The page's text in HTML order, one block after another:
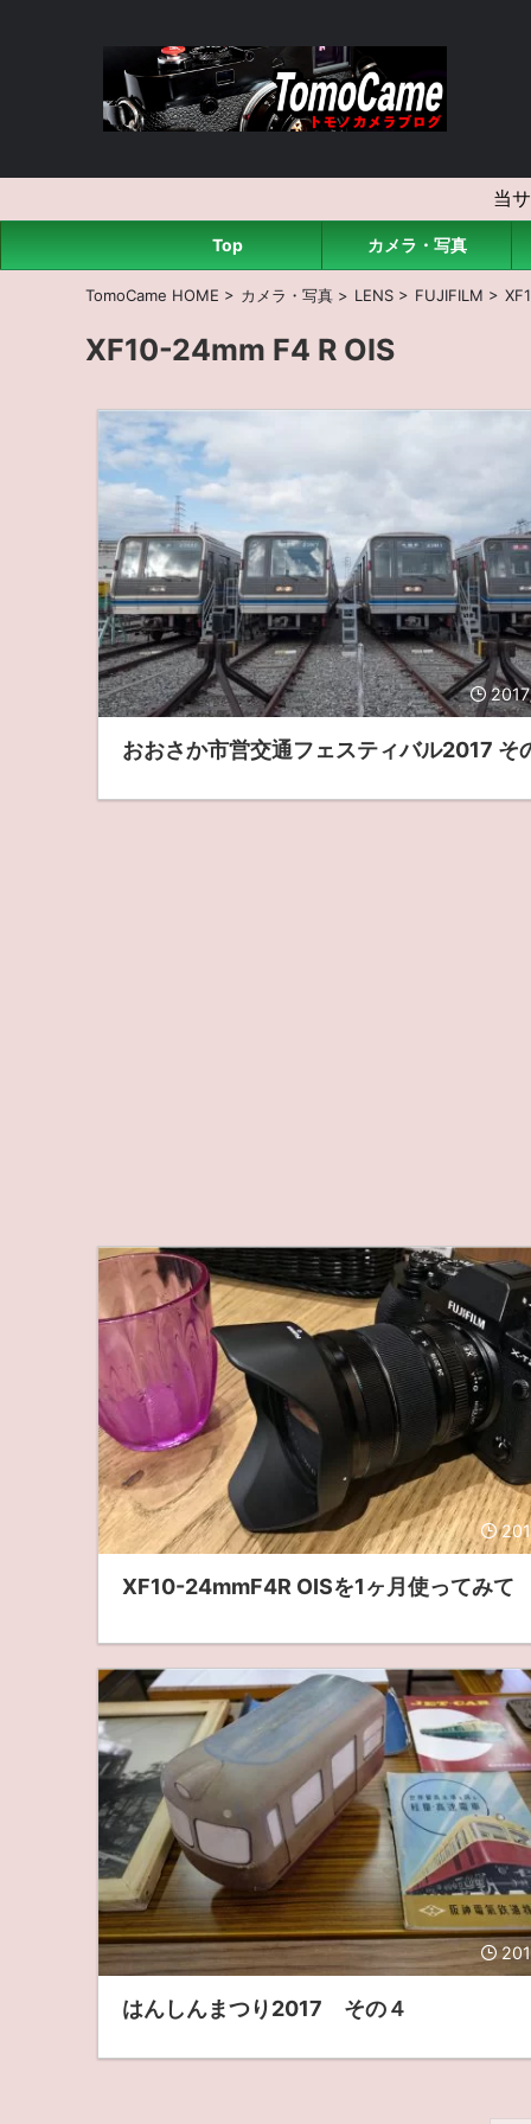
当
Top カメラ・写真
TomoCame HOME > カメラ・写真 > LENS > FUJIFILM >
XF10-24mm F4 R OIS
おおさか市営交通フェスティバル2017 そ
XF10-24mmF4R OISを1ヶ月使ってみて
はんしんまつり2017 その４